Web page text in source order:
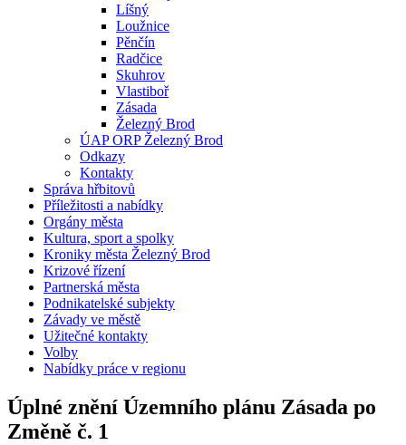
Líšný
Loužnice
Pěnčín
Radčice
Skuhrov
Vlastiboř
Zásada
Železný Brod
ÚAP ORP Železný Brod
Odkazy
Kontakty
Správa hřbitovů
Příležitosti a nabídky
Orgány města
Kultura, sport a spolky
Kroniky města Železný Brod
Krizové řízení
Partnerská města
Podnikatelské subjekty
Závady ve městě
Užitečné kontakty
Volby
Nabídky práce v regionu
Úplné znění Územního plánu Zásada po
Změně č. 1